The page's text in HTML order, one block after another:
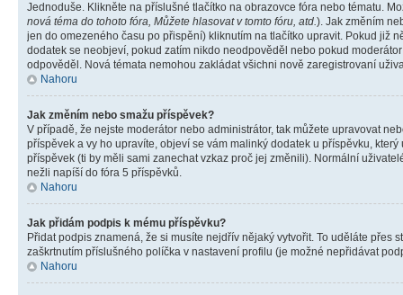
Jednoduše. Klikněte na příslušné tlačítko na obrazovce fóra nebo tématu.
nová téma do tohoto fóra, Můžete hlasovat v tomto fóru, atd.). Jak změním
jen do omezeného času po přispění) kliknutím na tlačítko upravit. Pokud již
dodatek se neobjeví, pokud zatím nikdo neodpověděl nebo pokud
odpověděl. Nová témata nemohou zakládat všichni nově zaregistrovaní
Nahoru
Jak změním nebo smažu příspěvek?
V případě, že nejste moderátor nebo administrátor, tak můžete upravovat
příspěvek a vy ho upravíte, objeví se vám malinký dodatek u příspěvku,
příspěvek (ti by měli sami zanechat vzkaz proč jej změnili). Normální
nežli napíší do fóra 5 příspěvků.
Nahoru
Jak přidám podpis k mému příspěvku?
Přidat podpis znamená, že si musíte nejdřív nějaký vytvořit. To uděláte přes
zaškrtnutím příslušného políčka v nastavení profilu (je možné nepřidávat
Nahoru